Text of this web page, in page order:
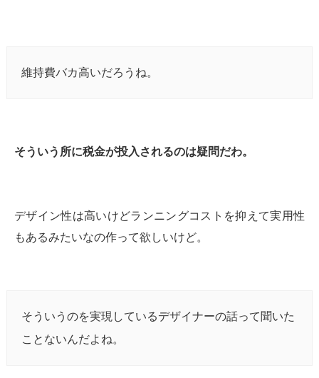
維持費バカ高いだろうね。
そういう所に税金が投入されるのは疑問だわ。
デザイン性は高いけどランニングコストを抑えて実用性
もあるみたいなの作って欲しいけど。
そういうのを実現しているデザイナーの話って聞いた
ことないんだよね。